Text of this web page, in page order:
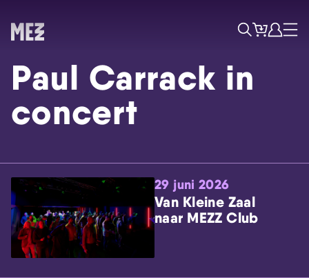
Skip navigatie
ZoekTicketsAccount
Menu
Paul Carrack in
concert
29 juni 2026
Van Kleine Zaal
naar MEZZ Club